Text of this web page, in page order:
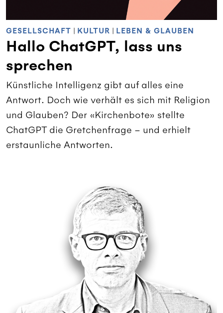
GESELLSCHAFT | KULTUR | LEBEN & GLAUBEN
Hallo ChatGPT, lass uns
sprechen
Künstliche Intelligenz gibt auf alles eine
Antwort. Doch wie verhält es sich mit Religion
und Glauben? Der «Kirchenbote» stellte
ChatGPT die Gretchenfrage – und erhielt
erstaunliche Antworten.